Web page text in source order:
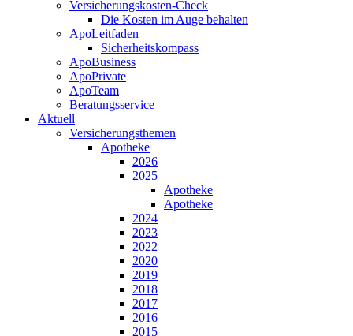
Versicherungskosten-Check
Die Kosten im Auge behalten
ApoLeitfaden
Sicherheitskompass
ApoBusiness
ApoPrivate
ApoTeam
Beratungsservice
Aktuell
Versicherungsthemen
Apotheke
2026
2025
Apotheke
Apotheke
2024
2023
2022
2020
2019
2018
2017
2016
2015